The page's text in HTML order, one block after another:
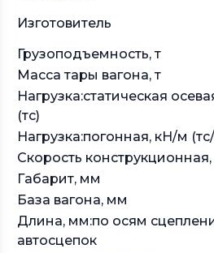
Изготовитель
Грузоподъемность, т
Масса тары вагона, т
Нагрузка:статическая
(тс)
Нагрузка:погонная, кН/м
Скорость
Габарит, мм
База вагона, мм
Длина, мм:по осям
автосцепок